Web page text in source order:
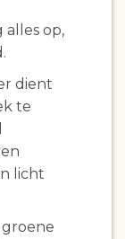
alles op,
dient
te
licht
groene